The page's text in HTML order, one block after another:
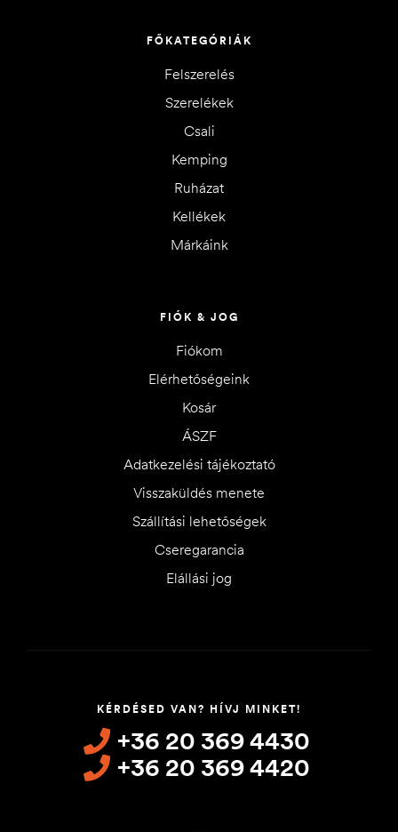
FŐKATEGÓRIÁK
Felszerelés
Szerelékek
Csali
Kemping
Ruházat
Kellékek
Márkáink
FIÓK & JOG
Fiókom
Elérhetőségeink
Kosár
ÁSZF
Adatkezelési tájékoztató
Visszaküldés menete
Szállítási lehetőségek
Cseregarancia
Elállási jog
KÉRDÉSED VAN? HÍVJ MINKET!
+36 20 369 4430
+36 20 369 4420